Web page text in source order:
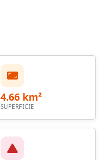
4.66 km²
SUPERFICIE